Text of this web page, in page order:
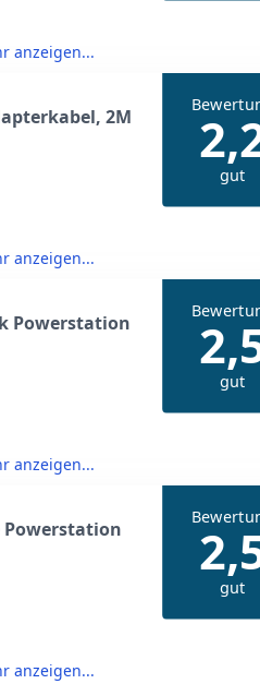
anzeigen...
2M
10W-
gut
anzeigen...
Powerstation
gut
anzeigen...
Powerstation
gut
anzeigen...